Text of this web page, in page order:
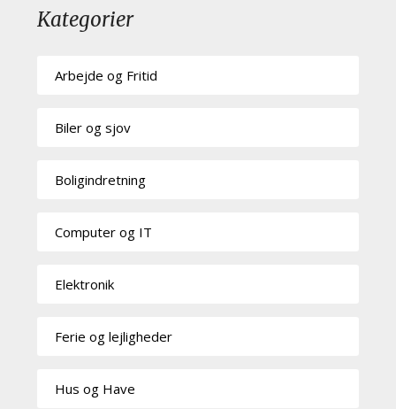
Kategorier
Arbejde og Fritid
Biler og sjov
Boligindretning
Computer og IT
Elektronik
Ferie og lejligheder
Hus og Have